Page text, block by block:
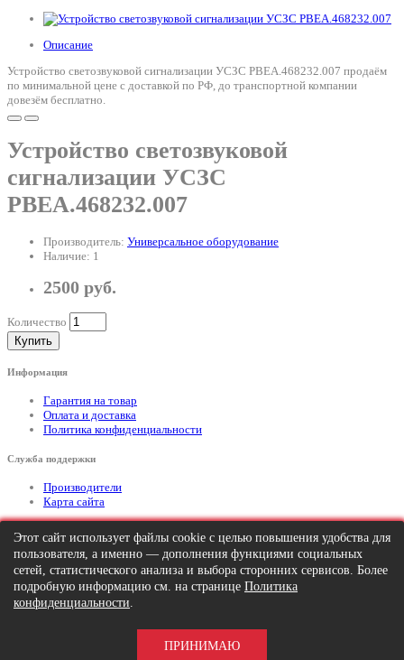
Описание
Устройство светозвуковой сигнализации УСЗС РВЕА.468232.007 продаём
по минимальной цене с доставкой по РФ, до транспортной компании
довезём бесплатно.
Устройство светозвуковой
сигнализации УСЗС
РВЕА.468232.007
Производитель: Универсальное оборудование
Наличие: 1
2500 руб.
Количество
Купить
Информация
Гарантия на товар
Оплата и доставка
Политика конфиденциальности
Служба поддержки
Производители
Карта сайта
Дополнительно
Тел: +7 (495) 646-82-95 mailto:info@apexx.ru
Вся информация и цены на товар, размещенные на данном сайте, носят
информационный характер и ни при каких обстоятельствах не является
публичной офертой!
Этот сайт использует файлы cookie с целью повышения удобства для
пользователя, а именно — дополнения функциями социальных
сетей, статистического анализа и выбора сторонних сервисов. Более
подробную информацию см. на странице Политика
конфиденциальности.
ПРИНИМАЮ